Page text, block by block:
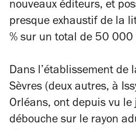
nouveaux éditeurs, et
presque exhaustif de la
% sur un total de 50 000
Dans l’établissement de
Sèvres (deux autres, à
Orléans, ont depuis vu le
débouche sur le rayon